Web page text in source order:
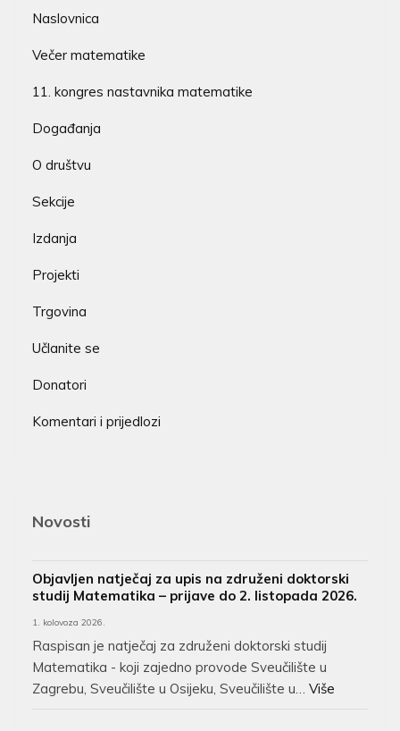
Naslovnica
Večer matematike
11. kongres nastavnika matematike
Događanja
O društvu
Sekcije
Izdanja
Projekti
Trgovina
Učlanite se
Donatori
Komentari i prijedlozi
Novosti
Objavljen natječaj za upis na združeni doktorski
studij Matematika – prijave do 2. listopada 2026.
1. kolovoza 2026.
Raspisan je natječaj za združeni doktorski studij
Matematika - koji zajedno provode Sveučilište u
Zagrebu, Sveučilište u Osijeku, Sveučilište u… Više